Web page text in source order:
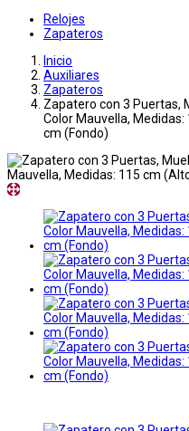
Relojes
Zapateros
Inicio
Auxiliares
Zapateros
Zapatero con 3 Puertas,
Color Mauvella,
cm (Fondo)